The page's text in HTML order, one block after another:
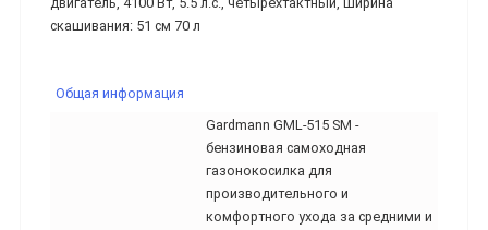
скашивания: 51 см 70 л
Общая информация
Gardmann GML-515 SM -
бензиновая самоходная
газонокосилка для
производительного и
комфортного ухода за средними и